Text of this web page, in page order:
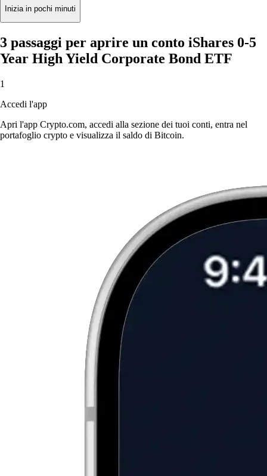
Inizia in pochi minuti
3 passaggi per aprire un conto iShares 0-5
Year High Yield Corporate Bond ETF
1
Accedi l'app
Apri l'app Crypto.com, accedi alla sezione dei tuoi conti, entra nel
portafoglio crypto e visualizza il saldo di Bitcoin.